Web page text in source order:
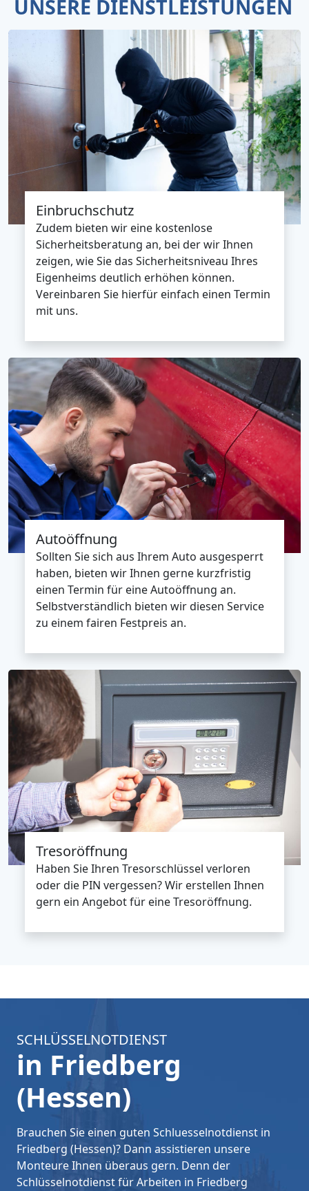
UNSERE DIENSTLEISTUNGEN
Einbruchschutz
Zudem bieten wir eine kostenlose
Sicherheitsberatung an, bei der wir Ihnen
zeigen, wie Sie das Sicherheitsniveau Ihres
Eigenheims deutlich erhöhen können.
Vereinbaren Sie hierfür einfach einen Termin
mit uns.
Autoöffnung
Sollten Sie sich aus Ihrem Auto ausgesperrt
haben, bieten wir Ihnen gerne kurzfristig
einen Termin für eine Autoöffnung an.
Selbstverständlich bieten wir diesen Service
zu einem fairen Festpreis an.
Tresoröffnung
Haben Sie Ihren Tresorschlüssel verloren
oder die PIN vergessen? Wir erstellen Ihnen
gern ein Angebot für eine Tresoröffnung.
SCHLÜSSELNOTDIENST
in Friedberg
(Hessen)
Brauchen Sie einen guten Schluesselnotdienst in
Friedberg (Hessen)? Dann assistieren unsere
Monteure Ihnen überaus gern. Denn der
Schlüsselnotdienst für Arbeiten in Friedberg